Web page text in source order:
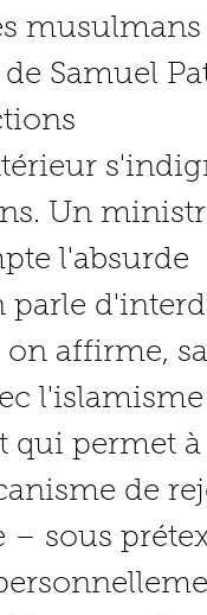
musulmans
Samuel
Un
l'absurde
parle
affirme,
l'islamisme
qui permet à
de
– sous